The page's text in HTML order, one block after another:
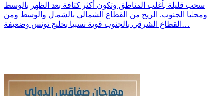
سحب قليلة بأغلب المناطق وتكون أكثر كثافة بعد الظهر بالوسط
ومحليا الجنوب. الريح من القطاع الشمالي بالشمال والوسط ومن
القطاع الشرقي بالجنوب قوية نسبيا بخليج تونس وضعيفة…